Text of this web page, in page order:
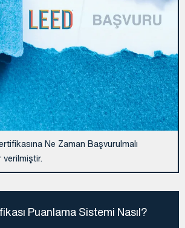
Ne Zaman Başvurulmalı
Puanlama Sistemi Nasıl?